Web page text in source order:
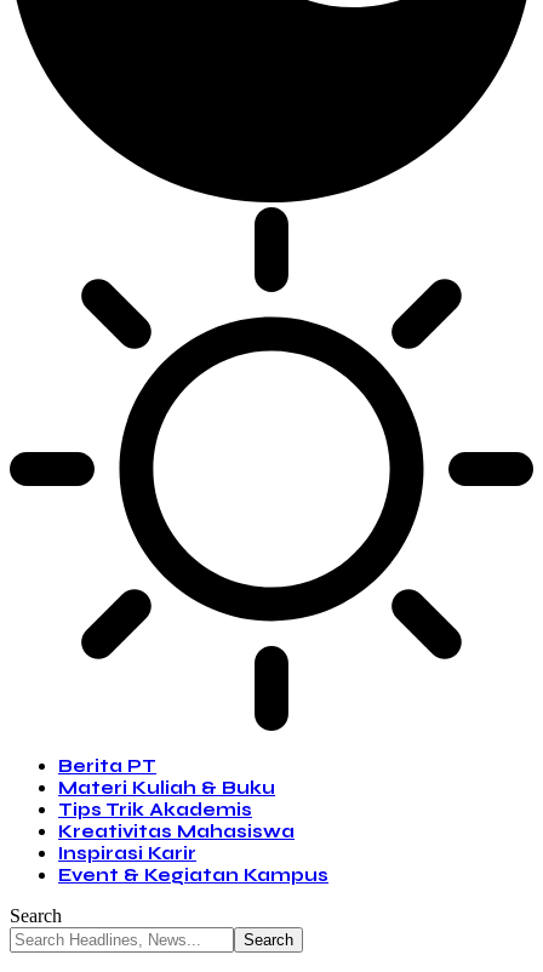
Berita PT
Materi Kuliah & Buku
Tips Trik Akademis
Kreativitas Mahasiswa
Inspirasi Karir
Event & Kegiatan Kampus
Search